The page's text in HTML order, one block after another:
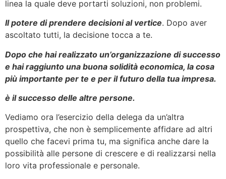
linea la quale deve portarti soluzioni, non problemi.
Il potere di prendere decisioni al vertice. Dopo aver
ascoltato tutti, la decisione tocca a te.
Dopo che hai realizzato un’organizzazione di successo
e hai raggiunto una buona solidità economica, la cosa
più importante per te e per il futuro della tua impresa.
è il successo delle altre persone.
Vediamo ora l’esercizio della delega da un’altra
prospettiva, che non è semplicemente affidare ad altri
quello che facevi prima tu, ma significa anche dare la
possibilità alle persone di crescere e di realizzarsi nella
loro vita professionale e personale.